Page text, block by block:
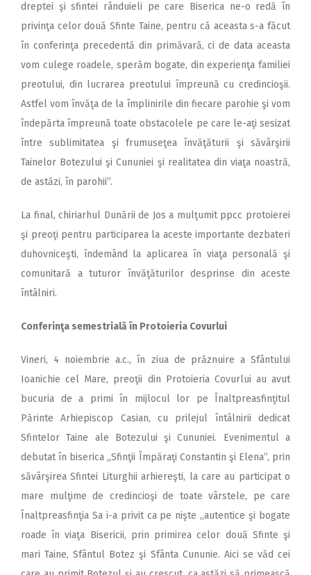
dreptei şi sfintei rânduieli pe care Biserica ne-o redă în
privinţa celor două Sfinte Taine, pentru că aceasta s-a făcut
în conferinţa precedentă din primăvară, ci de data aceasta
vom culege roadele, sperăm bogate, din experienţa familiei
preotului, din lucrarea preotului împreună cu credincioşii.
Astfel vom învăţa de la împlinirile din fiecare parohie şi vom
îndepărta împreună toate obstacolele pe care le-aţi sesizat
între sublimitatea şi frumuseţea învăţăturii şi săvârşirii
Tainelor Botezului şi Cununiei şi realitatea din viaţa noastră,
de astăzi, în parohii”.
La final, chiriarhul Dunării de Jos a mulţumit ppcc protoierei
şi preoţi pentru participarea la aceste importante dezbateri
duhovniceşti, îndemând la aplicarea în viaţa personală şi
comunitară a tuturor învăţăturilor desprinse din aceste
întâlniri.
Conferinţa semestrială în Protoieria Covurlui
Vineri, 4 noiembrie a.c., în ziua de prăznuire a Sfântului
Ioanichie cel Mare, preoţii din Protoieria Covurlui au avut
bucuria de a primi în mijlocul lor pe Înaltpreasfinţitul
Părinte Arhiepiscop Casian, cu prilejul întâlnirii dedicat
Sfintelor Taine ale Botezului şi Cununiei. Evenimentul a
debutat în biserica „Sfinţii Împăraţi Constantin şi Elena”, prin
săvârşirea Sfintei Liturghii arhiereşti, la care au participat o
mare mulţime de credincioşi de toate vârstele, pe care
Înaltpreasfinţia Sa i-a privit ca pe nişte „autentice şi bogate
roade în viaţa Bisericii, prin primirea celor două Sfinte şi
mari Taine, Sfântul Botez şi Sfânta Cununie. Aici se văd cei